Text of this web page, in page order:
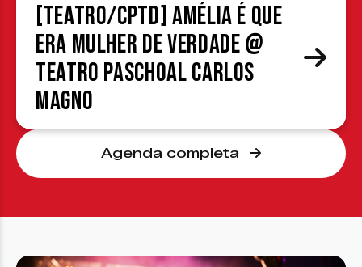
[TEATRO/CPTD] Amélia é que
era mulher de verdade @
Teatro Paschoal Carlos
Magno
Agenda completa